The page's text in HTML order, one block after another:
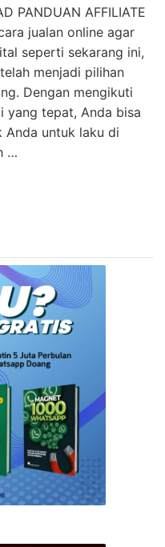
PANDUAN AFFILIATE
jualan online agar
seperti sekarang ini,
menjadi pilihan
Dengan mengikuti
yang tepat, Anda bisa
Anda untuk laku di
…